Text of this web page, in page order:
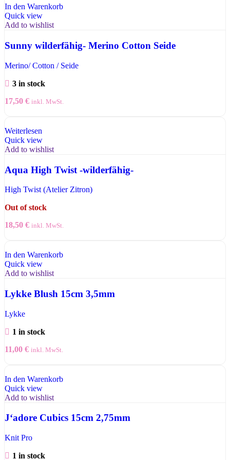
In den Warenkorb
Quick view
Add to wishlist
Sunny wilderfähig- Merino Cotton Seide
Merino/ Cotton / Seide
3 in stock
17,50 € inkl. MwSt.
Weiterlesen
Quick view
Add to wishlist
Aqua High Twist -wilderfähig-
High Twist (Atelier Zitron)
Out of stock
18,50 € inkl. MwSt.
In den Warenkorb
Quick view
Add to wishlist
Lykke Blush 15cm 3,5mm
Lykke
1 in stock
11,00 € inkl. MwSt.
In den Warenkorb
Quick view
Add to wishlist
J‘adore Cubics 15cm 2,75mm
Knit Pro
1 in stock